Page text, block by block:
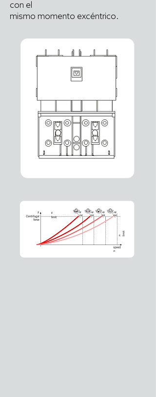
con el
mismo momento excéntrico.